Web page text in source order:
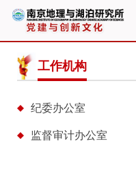
工作机构
纪委办公室
监督审计办公室